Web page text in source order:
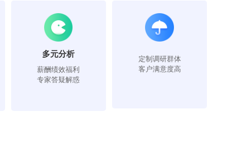
多元分析
薪酬绩效福利
专家答疑解惑
定制调研群体
客户满意度高